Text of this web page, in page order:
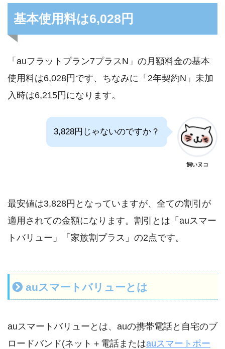
基本使用料は6,028円
「auフラットプラン7プラスN」の月額料金の基本
使用料は6,028円です、ちなみに「2年契約N」未加
入時は6,215円になります。
3,828円じゃないのですか？
飼いヌコ
最安値は3,828円となっていますが、全ての割引が
適用されての金額になります。割引とは「auスマー
トバリュー」「家族割プラス」の2点です。
auスマートバリューとは
auスマートバリューとは、auの携帯電話と自宅のブ
ロードバンド(ネット＋電話またはauスマートポー